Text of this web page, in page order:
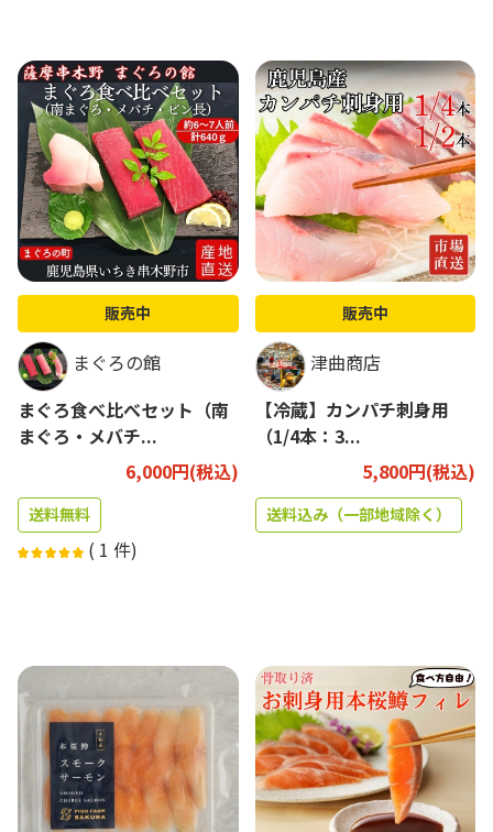
販売中
まぐろの館
まぐろ食べ比べセット（南
まぐろ・メバチ...
6,000円(税込)
送料無料
( 1 件)
販売中
津曲商店
【冷蔵】カンパチ刺身用
（1/4本：3...
5,800円(税込)
送料込み（一部地域除く）